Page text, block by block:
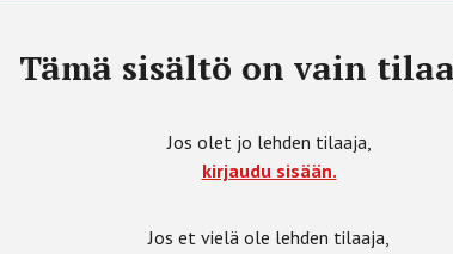
Tämä sisältö on vain
Jos olet jo lehden tilaaja,
kirjaudu sisään.
Jos et vielä ole lehden tilaaja,